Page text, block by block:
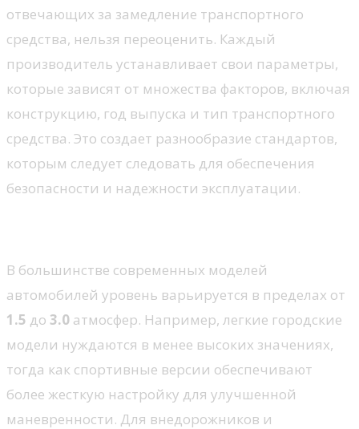
отвечающих за замедление транспортного
средства, нельзя переоценить. Каждый
производитель устанавливает свои параметры,
которые зависят от множества факторов, включая
конструкцию, год выпуска и тип транспортного
средства. Это создает разнообразие стандартов,
которым следует следовать для обеспечения
безопасности и надежности эксплуатации.
В большинстве современных моделей
автомобилей уровень варьируется в пределах от
1.5 до 3.0 атмосфер. Например, легкие городские
модели нуждаются в менее высоких значениях,
тогда как спортивные версии обеспечивают
более жесткую настройку для улучшенной
маневренности. Для внедорожников и